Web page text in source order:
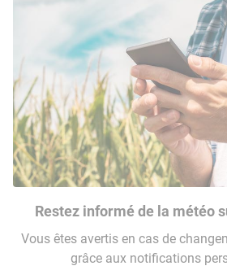
Restez informé de la météo
Vous êtes avertis en cas de
grâce aux notifications